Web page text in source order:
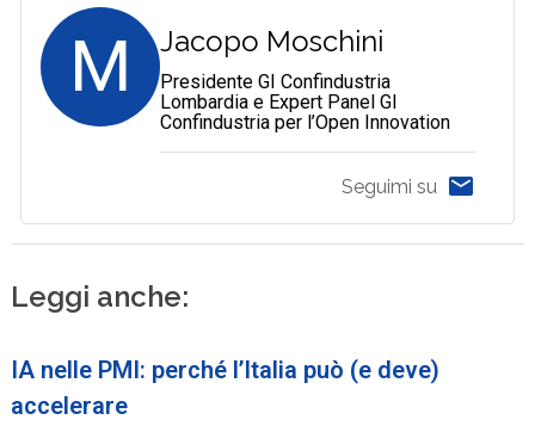
M Jacopo Moschini
Presidente GI Confindustria
Lombardia e Expert Panel GI
Confindustria per l’Open Innovation
Seguimi su
Leggi anche:
IA nelle PMI: perché l’Italia può (e deve)
accelerare